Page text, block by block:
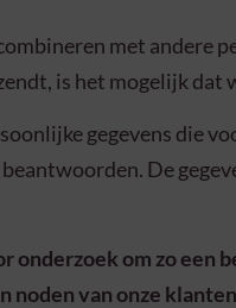
met andere
is het mogelijk dat
gegevens die
De
onderzoek om zo een
noden van onze